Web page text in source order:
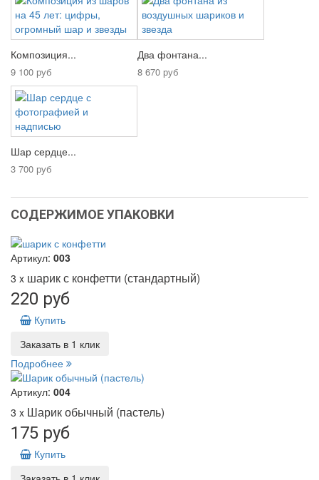
Композиция...
9 100 руб
Два фонтана...
8 670 руб
Шар сердце...
3 700 руб
СОДЕРЖИМОЕ УПАКОВКИ
Артикул: 003
3 x шарик с конфетти (стандартный)
220 руб
Купить
Заказать в 1 клик
Подробнее
Артикул: 004
3 x Шарик обычный (пастель)
175 руб
Купить